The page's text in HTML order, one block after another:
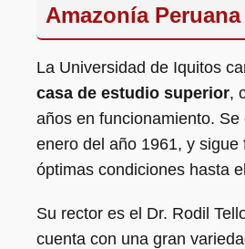
Amazonía Peruana
La Universidad de Iquitos
casa de estudio superior,
años en funcionamiento. Se
enero del año 1961, y sigue
óptimas condiciones hasta
Su rector es el Dr. Rodil
cuenta con una gran